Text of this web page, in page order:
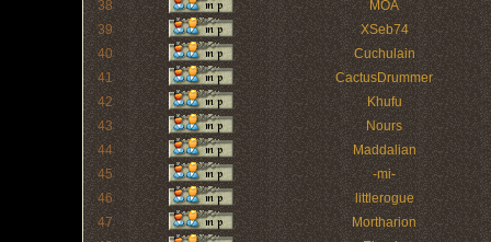
38
MOA
39
XSeb74
40
Cuchulain
41
CactusDrummer
42
Khufu
43
Nours
44
Maddalian
45
-mi-
46
littlerogue
47
Mortharion